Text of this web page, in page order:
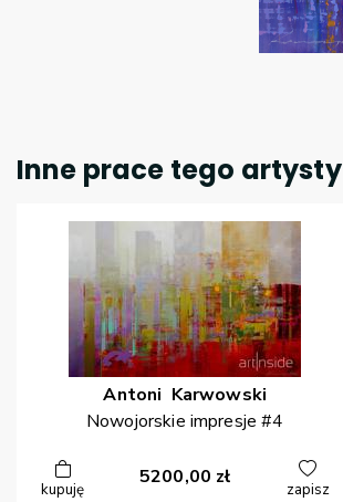
Inne prace tego artysty
Antoni Karwowski
Nowojorskie impresje #4
kupuję
5200,00 zł
zapisz